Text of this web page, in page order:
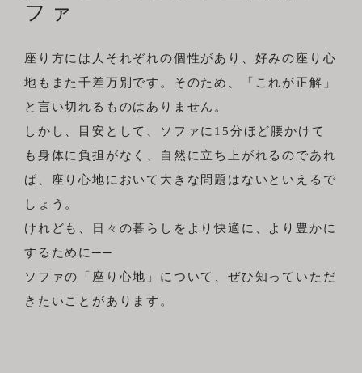
INSTAGRAM
ファ
座り方には人それぞれの個性があり、好みの座り心
地もまた千差万別です。そのため、「これが正解」
と言い切れるものはありません。
しかし、目安として、ソファに15分ほど腰かけて
も身体に負担がなく、自然に立ち上がれるのであれ
ば、座り心地において大きな問題はないといえるで
しょう。
けれども、日々の暮らしをより快適に、より豊かに
するために──
ソファの「座り心地」について、ぜひ知っていただ
きたいことがあります。